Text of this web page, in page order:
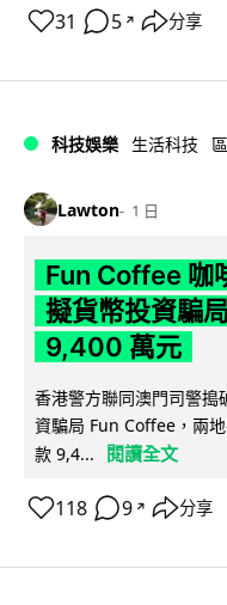
31 5 ↗ 分享
科技娛樂 生活科技
Lawton 1 日
Fun Coffee 咖
擬貨幣投資騙
9,400 萬元
香港警方聯同澳門司警搗
資騙局 Fun Coffee，兩
款 9,4...
閱讀全文
118 9 ↗ 分享